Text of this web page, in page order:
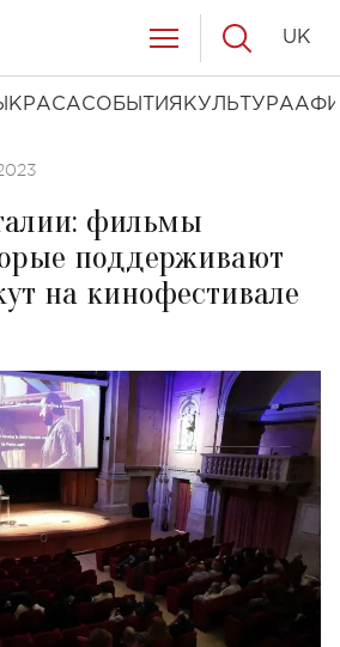
КРАСАСОБЫТИЯ КУЛЬТУРА
UK
фильмы
поддерживают
на кинофестивале